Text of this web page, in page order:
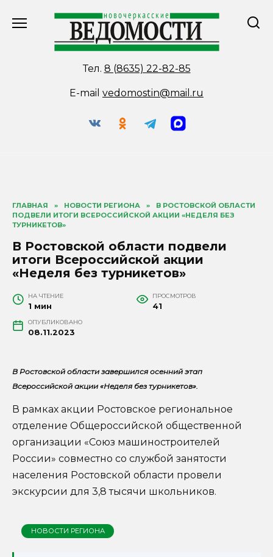
Тел. 8 (8635) 22-82-85
E-mail vedomostin@mail.ru
ГЛАВНАЯ » НОВОСТИ РЕГИОНА »
В РОСТОВСКОЙ ОБЛАСТИ
ПОДВЕЛИ ИТОГИ ВСЕРОССИЙСКОЙ АКЦИИ «НЕДЕЛЯ БЕЗ
ТУРНИКЕТОВ»
В Ростовской области подвели
итоги Всероссийской акции
«Неделя без турникетов»
НА ЧТЕНИЕ
1 мин
ПРОСМОТРОВ
41
ОПУБЛИКОВАНО
08.11.2023
В Ростовской области завершился осенний этап
Всероссийской акции «Неделя без турникетов».
В рамках акции Ростовское региональное
отделение Общероссийской общественной
организации «Союз машиностроителей
России» совместно со службой занятости
населения Ростовской области провели
экскурсии для 3,8 тысячи школьников.
НОВОСТИ РЕГИОНА